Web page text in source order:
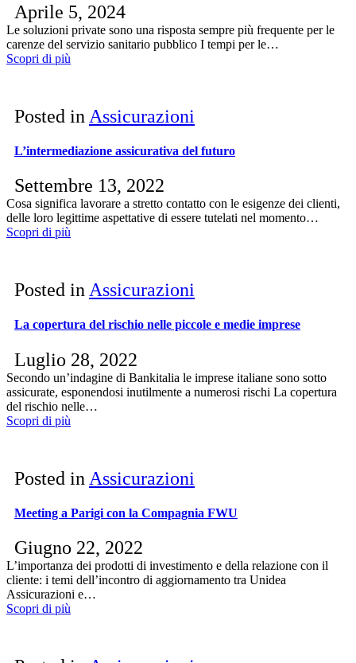
Aprile 5, 2024
Le soluzioni private sono una risposta sempre più frequente per le
carenze del servizio sanitario pubblico I tempi per le…
Scopri di più
Posted in Assicurazioni
L’intermediazione assicurativa del futuro
Settembre 13, 2022
Cosa significa lavorare a stretto contatto con le esigenze dei clienti,
delle loro legittime aspettative di essere tutelati nel momento…
Scopri di più
Posted in Assicurazioni
La copertura del rischio nelle piccole e medie imprese
Luglio 28, 2022
Secondo un’indagine di Bankitalia le imprese italiane sono sotto
assicurate, esponendosi inutilmente a numerosi rischi La copertura
del rischio nelle…
Scopri di più
Posted in Assicurazioni
Meeting a Parigi con la Compagnia FWU
Giugno 22, 2022
L’importanza dei prodotti di investimento e della relazione con il
cliente: i temi dell’incontro di aggiornamento tra Unidea
Assicurazioni e…
Scopri di più